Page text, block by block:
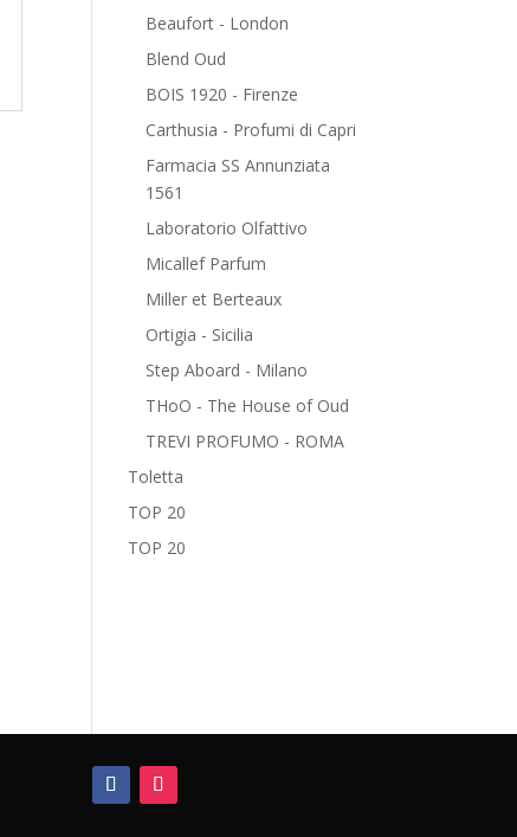
Beaufort - London
Blend Oud
BOIS 1920 - Firenze
Carthusia - Profumi di Capri
Farmacia SS Annunziata
1561
Laboratorio Olfattivo
Micallef Parfum
Miller et Berteaux
Ortigia - Sicilia
Step Aboard - Milano
THoO - The House of Oud
TREVI PROFUMO - ROMA
Toletta
TOP 20
TOP 20